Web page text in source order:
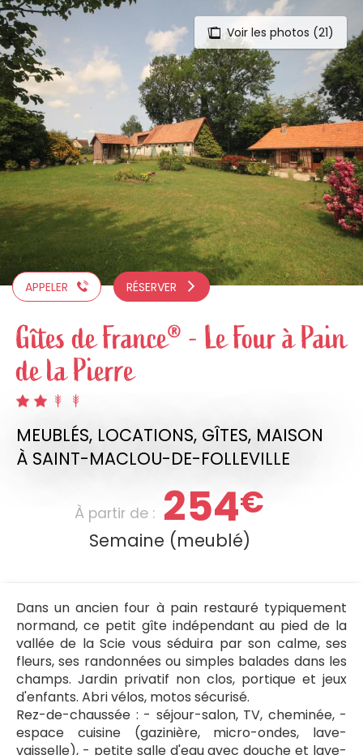
Aller
au
contenu
principal
Voir les photos (21)
APPELER RÉSERVER
Gîtes de France® - Le Four à Pain
de la Pierre
MEUBLÉS, LOCATIONS, GÎTES, MAISON
À SAINT-MACLOU-DE-FOLLEVILLE
À partir de : 254€
Semaine (meublé)
Dans un ancien four à pain restauré typiquement
normand, ce petit gîte indépendant au pied de la
vallée de la Scie vous séduira par son calme, ses
fleurs, ses randonnées ou simples balades dans les
champs. Jardin privatif non clos, portique et jeux
d'enfants. Abri vélos, motos sécurisé.
Rez-de-chaussée : - séjour-salon, TV, cheminée, -
espace cuisine (gazinière, micro-ondes, lave-
vaisselle), - petite salle d'eau avec douche et lave-